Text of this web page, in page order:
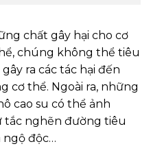
chất gây hại cho cơ
chúng không thể tiêu
ra các tác hại đến
cơ thể. Ngoài ra, những
cao su có thể ảnh
tắc nghẽn đường tiêu
ngộ độc…